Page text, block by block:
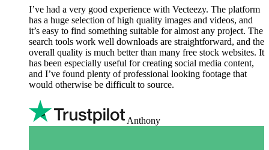
I’ve had a very good experience with Vecteezy. The platform
has a huge selection of high quality images and videos, and
it’s easy to find something suitable for almost any project. The
search tools work well downloads are straightforward, and the
overall quality is much better than many free stock websites. It
has been especially useful for creating social media content,
and I’ve found plenty of professional looking footage that
would otherwise be difficult to source.
Anthony